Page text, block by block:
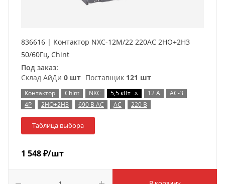
836616 | Контактор NXC-12M/22 220AC 2НО+2НЗ
50/60Гц, Chint
Под заказ:
Склад АйДи 0 шт Поставщик 121 шт
Контактор Chint NXC 5,5 кВт x 12 А
AC-3
4P
2НО+2НЗ 690 В AC AC 220 В
Таблица выбора
1 548₽/шт